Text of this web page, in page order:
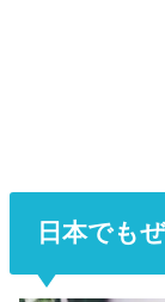
日本でも